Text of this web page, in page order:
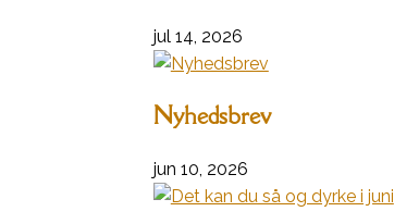
jul 14, 2026
Nyhedsbrev
jun 10, 2026